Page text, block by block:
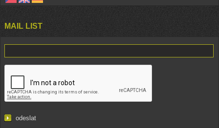
MAIL LIST